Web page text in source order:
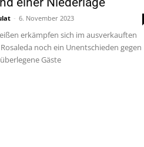
- 6. November 2023
erkämpfen sich im ausverkauften
noch ein Unentschieden gegen
Gäste